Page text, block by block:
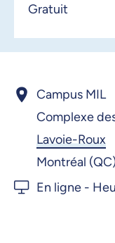
Gratuit
Campus MIL
Complexe
Lavoie-Roux
Montréal